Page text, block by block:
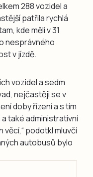
288 vozidel a
patřila rychlá
kde měli v 31
nesprávného
v jízdě.
vozidel a sedm
nejčastěji se v
doby řízení a s tím
také administrativní
podotkl mluvčí
autobusů bylo